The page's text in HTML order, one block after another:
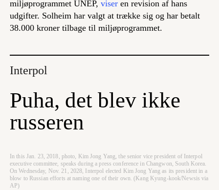
miljøprogrammet UNEP, viser en revision af hans
udgifter. Solheim har valgt at trække sig og har betalt
38.000 kroner tilbage til miljøprogrammet.
Interpol
Puha, det blev ikke
russeren
In this Jan. 23, 2018, photo, Kim Jong Yang, the senior vice president of Interpol
executive committee, speaks during a press conference in Changwon, South Korea.
On Wednesday, Nov. 21, 2028, Interpol elected Kim Jong Yang as its president in a
blow to Russian efforts at naming one of their own. (Kang Kyung-kook/Newsis via
AP)